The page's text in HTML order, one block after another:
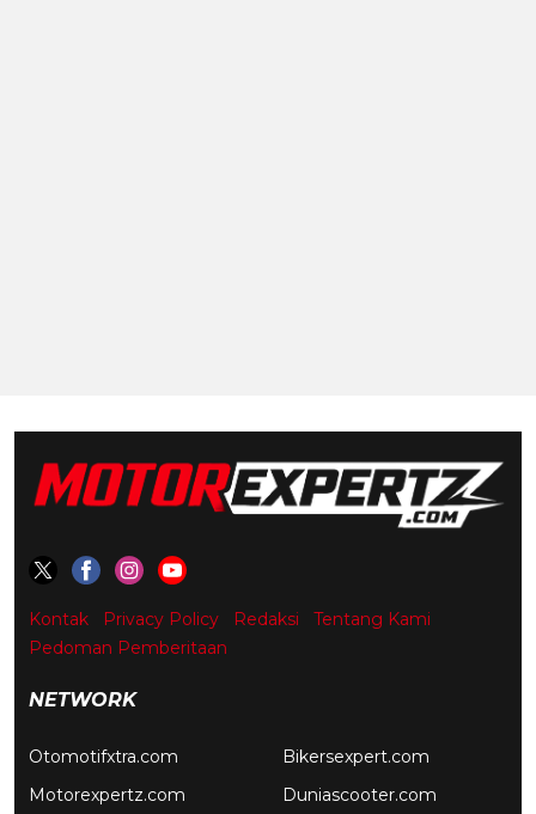
Kontak Privacy Policy Redaksi
Tentang Kami
Pedoman Pemberitaan
NETWORK
Otomotifxtra.com
Motorexpertz.com
Bikersexpert.com
Duniascooter.com